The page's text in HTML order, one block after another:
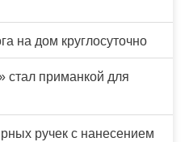
на дом круглосуточно
стал приманкой для
ручек с нанесением